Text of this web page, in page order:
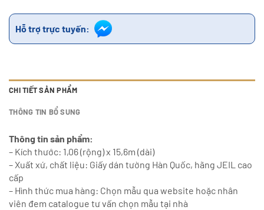
Hỗ trợ trực tuyến:
CHI TIẾT SẢN PHẨM
THÔNG TIN BỔ SUNG
Thông tin sản phẩm:
– Kích thước: 1,06 (rộng) x 15,6m (dài)
– Xuất xứ, chất liệu: Giấy dán tường Hàn Quốc, hãng JEIL cao
cấp
– Hình thức mua hàng: Chọn mẫu qua website hoặc nhân
viên đem catalogue tư vấn chọn mẫu tại nhà